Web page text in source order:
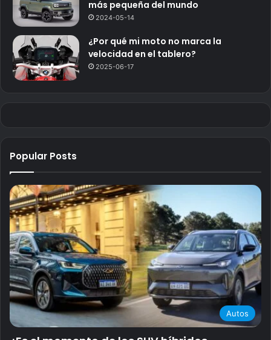
más pequeña del mundo
2024-05-14
¿Por qué mi moto no marca la
velocidad en el tablero?
2025-06-17
Popular Posts
Autos